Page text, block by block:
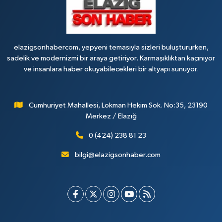
elazigsonhabercom, yepyeni temasıyla sizleri buluştururken,
sadelik ve modernizmi bir araya getiriyor. Karmaşıklıktan kaçınıyor
ve insanlara haber okuyabilecekleri bir altyapı sunuyor.
Cumhuriyet Mahallesi, Lokman Hekim Sok. No:35, 23190
Merkez / Elazığ
0 (424) 238 81 23
bilgi@elazigsonhaber.com